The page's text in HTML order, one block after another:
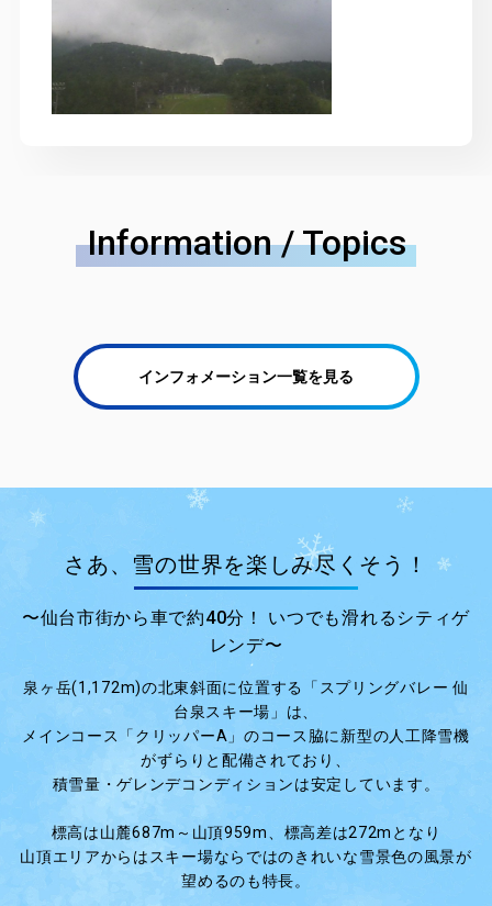
Information / Topics
インフォメーション一覧を見る
さあ、雪の世界を楽しみ尽くそう！
〜仙台市街から車で約40分！ いつでも滑れるシティゲ
レンデ〜
泉ヶ岳(1,172m)の北東斜面に位置する「スプリングバレー 仙
台泉スキー場」は、
メインコース「クリッパーA」のコース脇に新型の人工降雪機
がずらりと配備されており、
積雪量・ゲレンデコンディションは安定しています。
標高は山麓687m～山頂959m、標高差は272mとなり
山頂エリアからはスキー場ならではのきれいな雪景色の風景が
望めるのも特長。